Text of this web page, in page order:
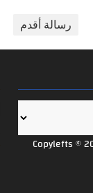
رسالة أقدم
Copylefts ©